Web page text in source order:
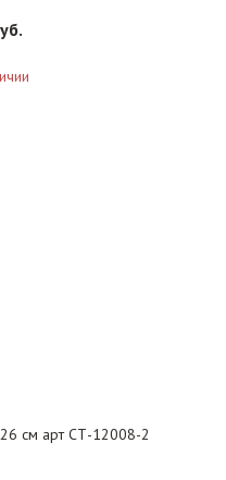
см арт СТ-12008-2